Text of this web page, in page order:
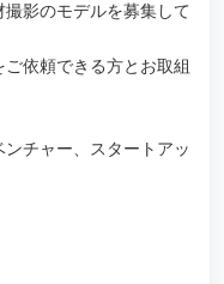
影のモデルを募集して
依頼できる方とお取組
チャー、スタートアッ